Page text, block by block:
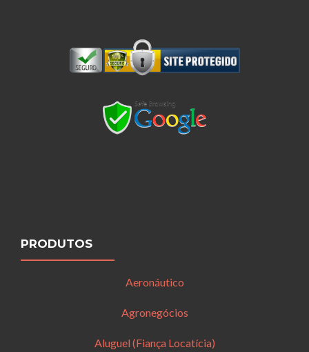
PRODUTOS
Aeronáutico
Agronegócios
Aluguel (Fiança Locatícia)